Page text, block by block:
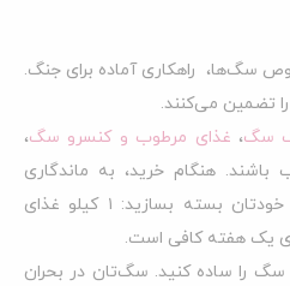
سگ‌ها، راهکاری آماده برای جنگ.
تضمین می‌کنند.
سگ، غذای مرطوب و کنسرو سگ،
باشند. هنگام خرید، به ماندگاری
(حداقل ۱ سال) توجه کنید. یا خودتان بسته بسازید: ۱ کیلو غذای
سگ را ساده کنید. سگ‌تان در بحران